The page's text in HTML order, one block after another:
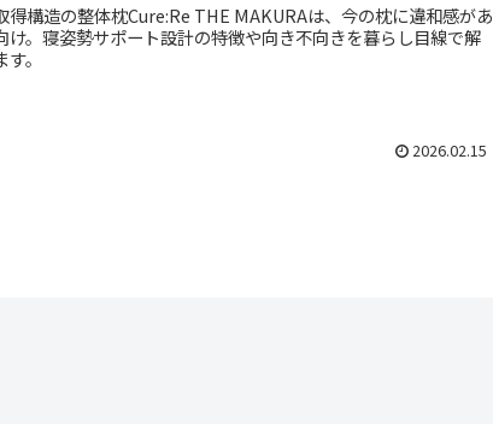
得構造の整体枕Cure:Re THE MAKURAは、今の枕に違和感があ
け。寝姿勢サポート設計の特徴や向き不向きを暮らし目線で解
。
2026.02.15